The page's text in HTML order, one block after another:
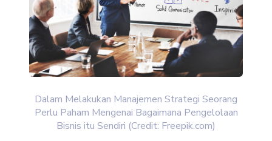
Dalam Melakukan Manajemen Strategi Seorang
Perlu Paham Mengenai Bagaimana Pengelolaan
Bisnis itu Sendiri (Credit: Freepik.com)